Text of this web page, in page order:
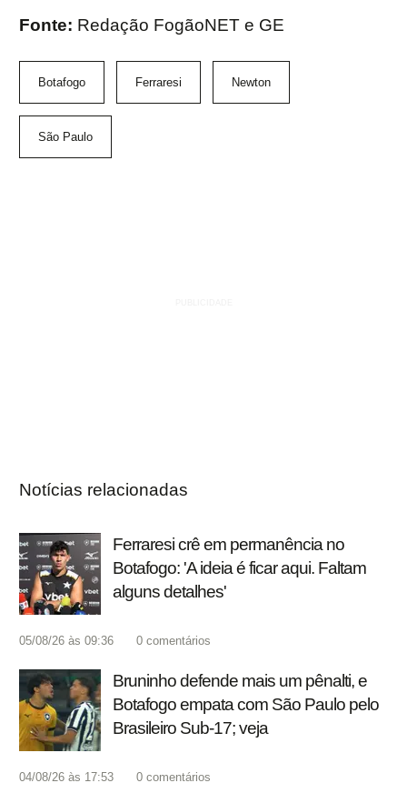
Fonte: Redação FogãoNET e GE
Botafogo Ferraresi Newton
São Paulo
Notícias relacionadas
Ferraresi crê em permanência no
Botafogo: 'A ideia é ficar aqui. Faltam
alguns detalhes'
05/08/26 às 09:36 0 comentários
Bruninho defende mais um pênalti, e
Botafogo empata com São Paulo pelo
Brasileiro Sub-17; veja
04/08/26 às 17:53 0 comentários